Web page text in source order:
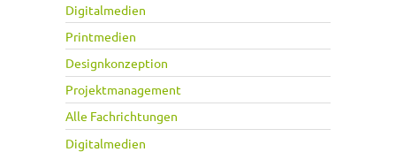
Digitalmedien
Printmedien
Designkonzeption
Projektmanagement
Alle Fachrichtungen
Digitalmedien